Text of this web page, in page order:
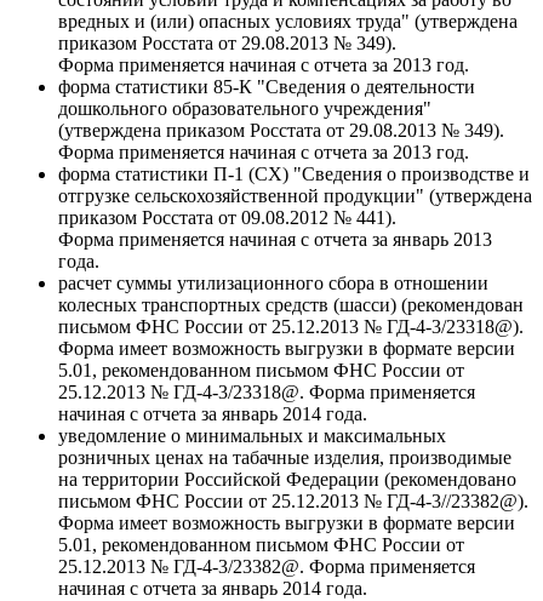
вредных и (или) опасных условиях труда" (утверждена
приказом Росстата от 29.08.2013 № 349).
Форма применяется начиная с отчета за 2013 год.
форма статистики 85-К "Сведения о деятельности
дошкольного образовательного учреждения"
(утверждена приказом Росстата от 29.08.2013 № 349).
Форма применяется начиная с отчета за 2013 год.
форма статистики П-1 (СХ) "Сведения о производстве и
отгрузке сельскохозяйственной продукции" (утверждена
приказом Росстата от 09.08.2012 № 441).
Форма применяется начиная с отчета за январь 2013
года.
расчет суммы утилизационного сбора в отношении
колесных транспортных средств (шасси) (рекомендован
письмом ФНС России от 25.12.2013 № ГД-4-3/23318@).
Форма имеет возможность выгрузки в формате версии
5.01, рекомендованном письмом ФНС России от
25.12.2013 № ГД-4-3/23318@. Форма применяется
начиная с отчета за январь 2014 года.
уведомление о минимальных и максимальных
розничных ценах на табачные изделия, производимые
на территории Российской Федерации (рекомендовано
письмом ФНС России от 25.12.2013 № ГД-4-3//23382@).
Форма имеет возможность выгрузки в формате версии
5.01, рекомендованном письмом ФНС России от
25.12.2013 № ГД-4-3/23382@. Форма применяется
начиная с отчета за январь 2014 года.